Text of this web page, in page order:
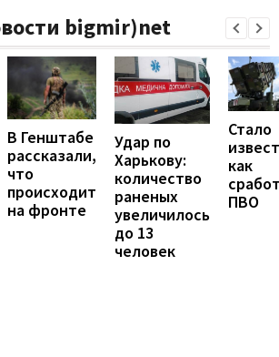
bigmir)net
В Генштабе
рассказали,
что
происходит
на фронте
Удар по
Харькову:
количество
раненых
увеличилось
до 13
человек
Стало
как
ПВО